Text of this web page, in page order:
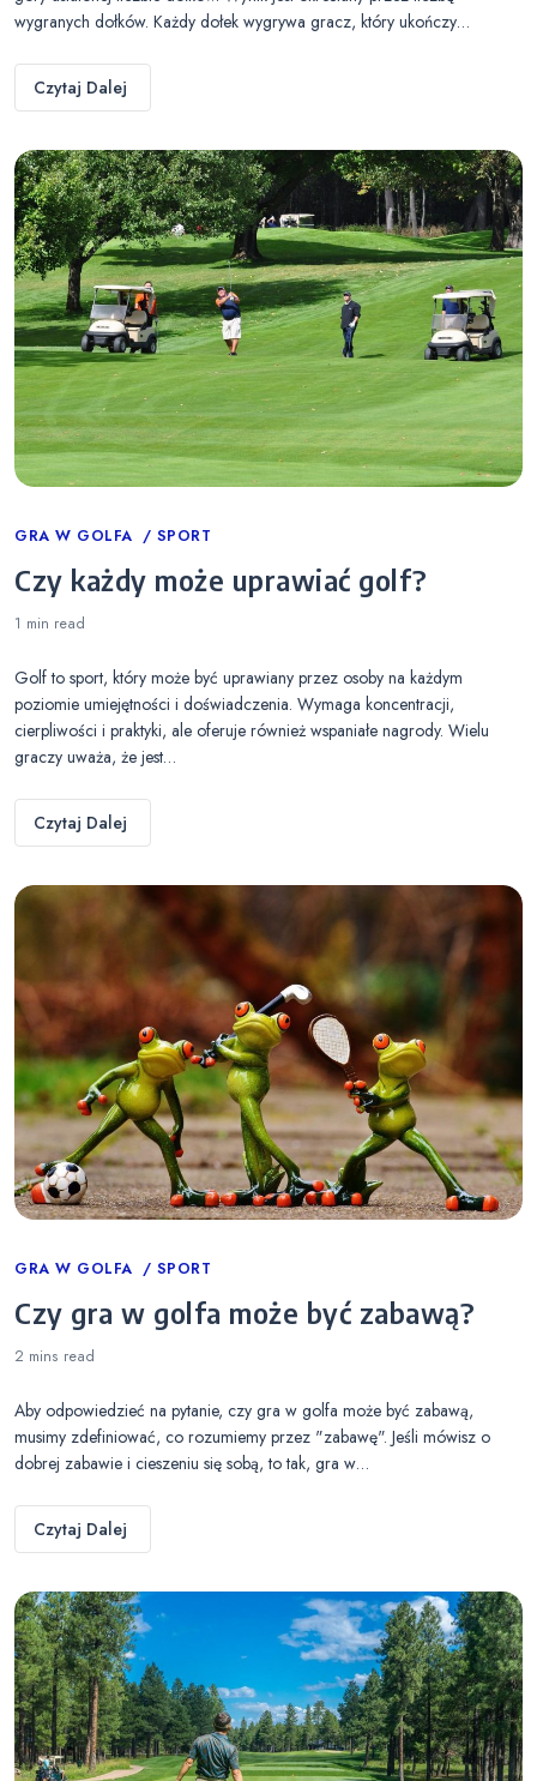
wygranych dołków. Każdy dołek wygrywa gracz, który ukończy…
Czytaj Dalej
Categories
GRA W GOLFA SPORT
Czy każdy może uprawiać golf?
1 min read
Golf to sport, który może być uprawiany przez osoby na każdym
poziomie umiejętności i doświadczenia. Wymaga koncentracji,
cierpliwości i praktyki, ale oferuje również wspaniałe nagrody. Wielu
graczy uważa, że jest…
Czytaj Dalej
Categories
GRA W GOLFA SPORT
Czy gra w golfa może być zabawą?
2 mins read
Aby odpowiedzieć na pytanie, czy gra w golfa może być zabawą,
musimy zdefiniować, co rozumiemy przez "zabawę". Jeśli mówisz o
dobrej zabawie i cieszeniu się sobą, to tak, gra w…
Czytaj Dalej